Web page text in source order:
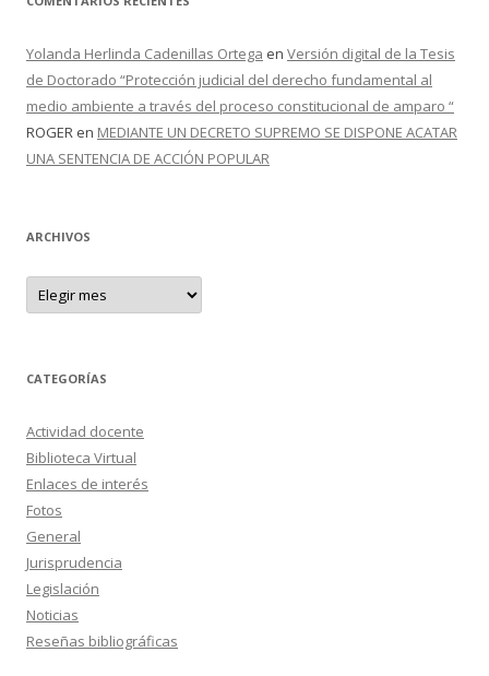
Yolanda Herlinda Cadenillas Ortega en Versión digital de la Tesis
de Doctorado “Protección judicial del derecho fundamental al
medio ambiente a través del proceso constitucional de amparo “
ROGER en MEDIANTE UN DECRETO SUPREMO SE DISPONE ACATAR
UNA SENTENCIA DE ACCIÓN POPULAR
ARCHIVOS
A
c
o
CATEGORÍAS
Actividad docente
Biblioteca Virtual
Enlaces de interés
Fotos
General
Jurisprudencia
Legislación
Noticias
Reseñas bibliográficas